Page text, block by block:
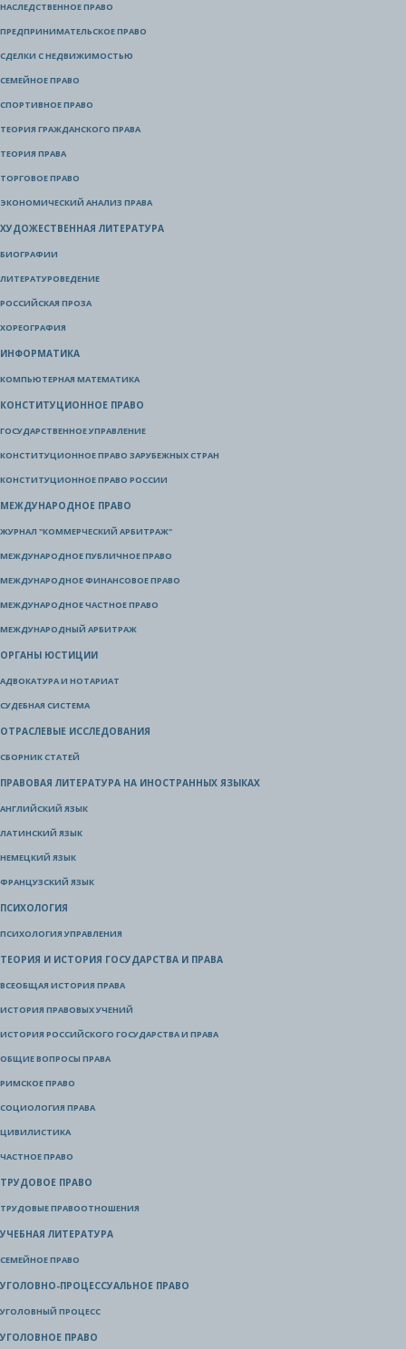
НАСЛЕДСТВЕННОЕ ПРАВО
ПРЕДПРИНИМАТЕЛЬСКОЕ ПРАВО
СДЕЛКИ С НЕДВИЖИМОСТЬЮ
СЕМЕЙНОЕ ПРАВО
СПОРТИВНОЕ ПРАВО
ТЕОРИЯ ГРАЖДАНСКОГО ПРАВА
ТЕОРИЯ ПРАВА
ТОРГОВОЕ ПРАВО
ЭКОНОМИЧЕСКИЙ АНАЛИЗ ПРАВА
ХУДОЖЕСТВЕННАЯ ЛИТЕРАТУРА
БИОГРАФИИ
ЛИТЕРАТУРОВЕДЕНИЕ
РОССИЙСКАЯ ПРОЗА
ХОРЕОГРАФИЯ
ИНФОРМАТИКА
КОМПЬЮТЕРНАЯ МАТЕМАТИКА
КОНСТИТУЦИОННОЕ ПРАВО
ГОСУДАРСТВЕННОЕ УПРАВЛЕНИЕ
КОНСТИТУЦИОННОЕ ПРАВО ЗАРУБЕЖНЫХ СТРАН
КОНСТИТУЦИОННОЕ ПРАВО РОССИИ
МЕЖДУНАРОДНОЕ ПРАВО
ЖУРНАЛ "КОММЕРЧЕСКИЙ АРБИТРАЖ"
МЕЖДУНАРОДНОЕ ПУБЛИЧНОЕ ПРАВО
МЕЖДУНАРОДНОЕ ФИНАНСОВОЕ ПРАВО
МЕЖДУНАРОДНОЕ ЧАСТНОЕ ПРАВО
МЕЖДУНАРОДНЫЙ АРБИТРАЖ
ОРГАНЫ ЮСТИЦИИ
АДВОКАТУРА И НОТАРИАТ
СУДЕБНАЯ СИСТЕМА
ОТРАСЛЕВЫЕ ИССЛЕДОВАНИЯ
СБОРНИК СТАТЕЙ
ПРАВОВАЯ ЛИТЕРАТУРА НА ИНОСТРАННЫХ ЯЗЫКАХ
АНГЛИЙСКИЙ ЯЗЫК
ЛАТИНСКИЙ ЯЗЫК
НЕМЕЦКИЙ ЯЗЫК
ФРАНЦУЗСКИЙ ЯЗЫК
ПСИХОЛОГИЯ
ПСИХОЛОГИЯ УПРАВЛЕНИЯ
ТЕОРИЯ И ИСТОРИЯ ГОСУДАРСТВА И ПРАВА
ВСЕОБЩАЯ ИСТОРИЯ ПРАВА
ИСТОРИЯ ПРАВОВЫХ УЧЕНИЙ
ИСТОРИЯ РОССИЙСКОГО ГОСУДАРСТВА И ПРАВА
ОБЩИЕ ВОПРОСЫ ПРАВА
РИМСКОЕ ПРАВО
СОЦИОЛОГИЯ ПРАВА
ЦИВИЛИСТИКА
ЧАСТНОЕ ПРАВО
ТРУДОВОЕ ПРАВО
ТРУДОВЫЕ ПРАВООТНОШЕНИЯ
УЧЕБНАЯ ЛИТЕРАТУРА
СЕМЕЙНОЕ ПРАВО
УГОЛОВНО-ПРОЦЕССУАЛЬНОЕ ПРАВО
УГОЛОВНЫЙ ПРОЦЕСС
УГОЛОВНОЕ ПРАВО